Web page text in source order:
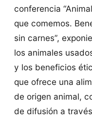
conferencia
que comemos.
sin carnes”,
los animales
y los beneficios
que ofrece una
de origen animal,
de difusión a